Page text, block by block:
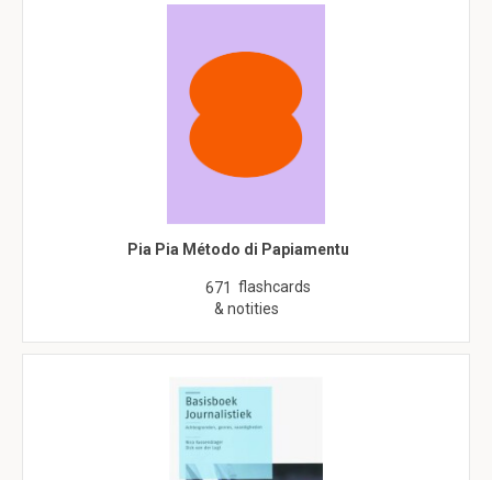
Pia Pia Método di Papiamentu
671 flashcards
& notities